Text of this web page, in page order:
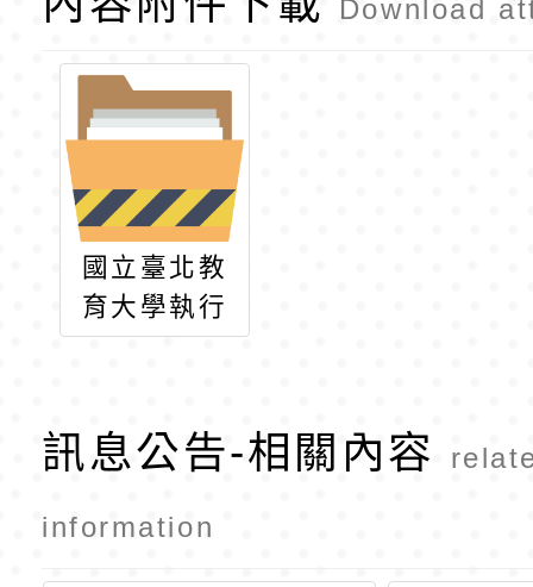
Download
國立臺北教
育大學執行
教育部113
美感與設計
創新計畫美
與美感體驗
訊息公告-相關內容
information